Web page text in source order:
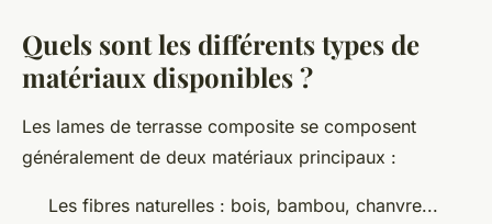
Quels sont les différents types de
matériaux disponibles ?
Les lames de terrasse composite se composent
généralement de deux matériaux principaux :
Les fibres naturelles : bois, bambou, chanvre...